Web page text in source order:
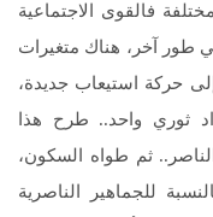
فالقوى الاجتماعية
طور آخر، هناك متغيرات
حركة استيعاب جديدة،
ثوري واحد.. طرح هذا
ثم طواه السكون،
للجماهير الناصرية